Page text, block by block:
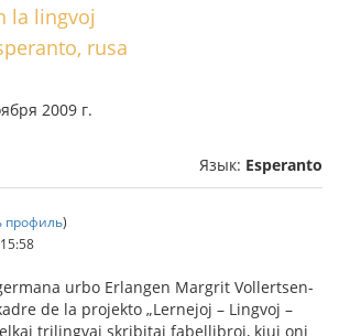
la lingvoj
rusa
2009 г.
Язык: Esperanto
профиль)
urbo Erlangen Margrit Vollertsen-
de la projekto „Lernejoj – Lingvoj –
trilingvaj skribitaj fabellibroj, kiuj oni